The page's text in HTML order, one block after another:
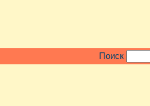
Поиск